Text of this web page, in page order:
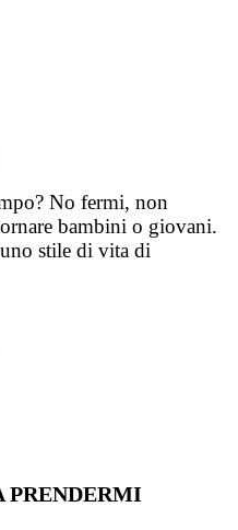
No fermi, non
bambini o giovani.
stile di vita di
PRENDERMI